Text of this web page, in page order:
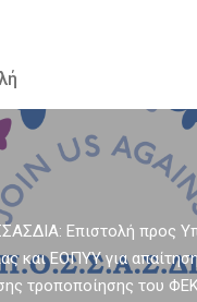
Επιστολή προς
και ΕΟΠΥΥ για απαίτηση
τροποποίησης του